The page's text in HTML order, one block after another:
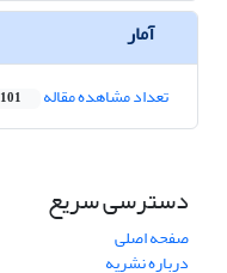
آمار
تعداد مشاهده مقاله 101
دسترسی سریع
صفحه اصلی
درباره نشریه